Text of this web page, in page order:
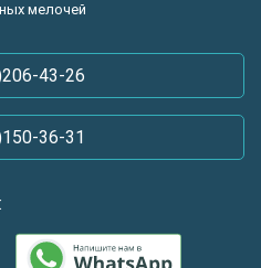
мелочей
43-26
36-31